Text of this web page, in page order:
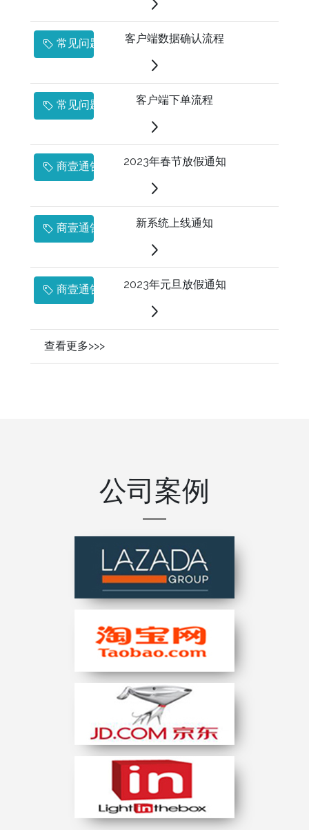
常见问题 客户端数据确认流程
常见问题 客户端下单流程
商壹通告 2023年春节放假通知
商壹通告 新系统上线通知
商壹通告 2023年元旦放假通知
查看更多>>>
公司案例